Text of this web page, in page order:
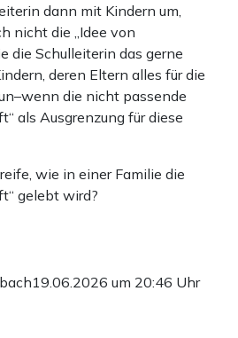
dann mit Kindern um,
nicht die „Idee von
die Schulleiterin das gerne
deren Eltern alles für die
die nicht passende
als Ausgrenzung für diese
wie in einer Familie die
gelebt wird?
19.06.2026 um 20:46 Uhr